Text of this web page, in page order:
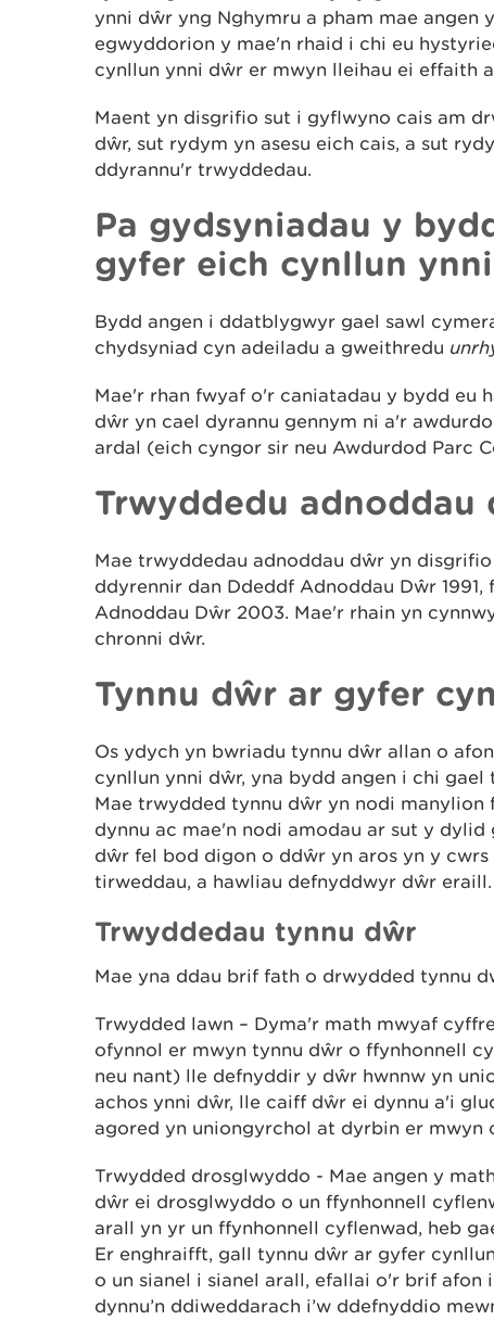
ynni dŵr yng Nghymru a pham mae angen
egwyddorion y mae'n rhaid i chi eu
cynllun ynni dŵr er mwyn lleihau ei effaith
Maent yn disgrifio sut i gyflwyno cais am
dŵr, sut rydym yn asesu eich cais, a sut
ddyrannu'r trwyddedau.
Pa gydsyniadau y
gyfer eich cynllun
Bydd angen i ddatblygwyr gael sawl
chydsyniad cyn adeiladu a gweithredu
Mae'r rhan fwyaf o'r caniatadau y bydd eu
dŵr yn cael dyrannu gennym ni a'r
ardal (eich cyngor sir neu Awdurdod Parc
Trwyddedu
Mae trwyddedau adnoddau dŵr yn
ddyrennir dan Ddeddf Adnoddau Dŵr
Adnoddau Dŵr 2003. Mae'r rhain yn
chronni dŵr.
Tynnu dŵr ar gyfer
Os ydych yn bwriadu tynnu dŵr allan o
cynllun ynni dŵr, yna bydd angen i chi
Mae trwydded tynnu dŵr yn nodi manylion
dynnu ac mae'n nodi amodau ar sut y dylid
dŵr fel bod digon o ddŵr yn aros yn y
tirweddau, a hawliau defnyddwyr dŵr eraill.
Trwyddedau tynnu dŵr
Mae yna ddau brif fath o drwydded tynnu
Trwydded lawn – Dyma'r math mwyaf
ofynnol er mwyn tynnu dŵr o ffynhonnell
neu nant) lle defnyddir y dŵr hwnnw yn
achos ynni dŵr, lle caiff dŵr ei dynnu a'i
agored yn uniongyrchol at dyrbin er mwyn
Trwydded drosglwyddo - Mae angen y
dŵr ei drosglwyddo o un ffynhonnell
arall yn yr un ffynhonnell cyflenwad, heb
Er enghraifft, gall tynnu dŵr ar gyfer
o un sianel i sianel arall, efallai o'r brif
dynnu’n ddiweddarach i’w ddefnyddio